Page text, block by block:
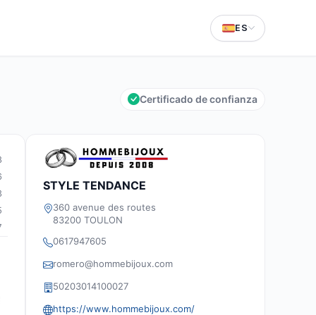
ES
Certificado de confianza
STYLE TENDANCE
360 avenue des routes
83200 TOULON
0617947605
romero@hommebijoux.com
50203014100027
https://www.hommebijoux.com/